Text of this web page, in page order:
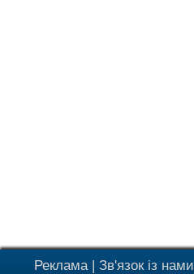
Реклама| Зв'язок із нами